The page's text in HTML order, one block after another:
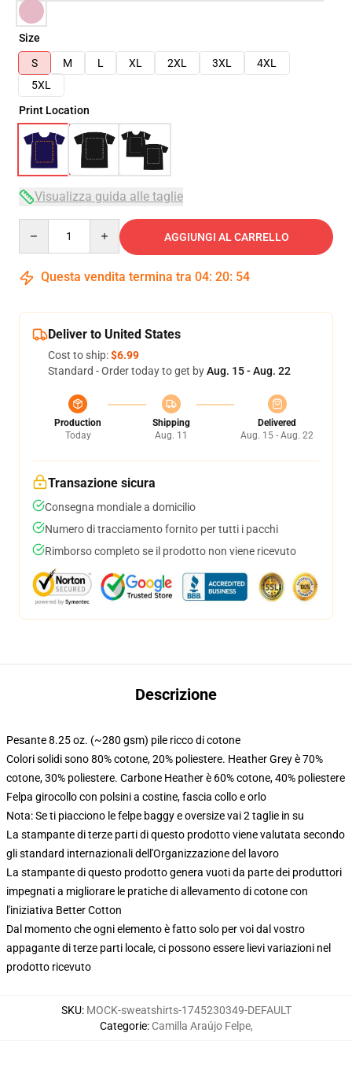
Size
S
M L XL 2XL 3XL
4XL
5XL
Print Location
Visualizza guida alle taglie
AGGIUNGI AL CARRELLO
Questa vendita termina tra 04: 20: 54
Deliver to United States
Cost to ship:$6.99
Standard - Order today to get byAug. 15 - Aug. 22
Production
Today
Shipping
Aug. 11
Delivered
Aug. 15 - Aug. 22
Transazione sicura
Consegna mondiale a domicilio
Numero di tracciamento fornito per tutti i pacchi
Rimborso completo se il prodotto non viene ricevuto
Descrizione
Pesante 8.25 oz. (~280 gsm) pile ricco di cotone
Colori solidi sono 80% cotone, 20% poliestere. Heather Grey è 70%
cotone, 30% poliestere. Carbone Heather è 60% cotone, 40% poliestere
Felpa girocollo con polsini a costine, fascia collo e orlo
Nota: Se ti piacciono le felpe baggy e oversize vai 2 taglie in su
La stampante di terze parti di questo prodotto viene valutata secondo
gli standard internazionali dell'Organizzazione del lavoro
La stampante di questo prodotto genera vuoti da parte dei produttori
impegnati a migliorare le pratiche di allevamento di cotone con
l'iniziativa Better Cotton
Dal momento che ogni elemento è fatto solo per voi dal vostro
appagante di terze parti locale, ci possono essere lievi variazioni nel
prodotto ricevuto
SKU: MOCK-sweatshirts-1745230349-DEFAULT
Categorie: Camilla Araújo Felpe,